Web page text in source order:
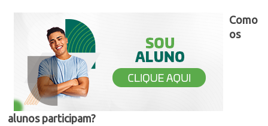
Como
os
alunos participam?